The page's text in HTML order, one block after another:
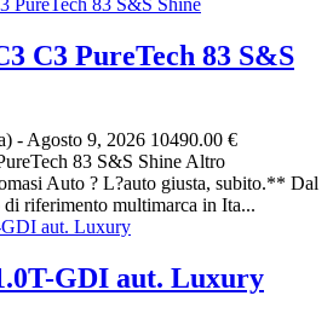
C3 PureTech 83 S&S
- Agosto 9, 2026 10490.00 €
83 S&S Shine Altro
Auto ? L?auto giusta, subito.** Dal
riferimento multimarca in Ita...
GDI aut. Luxury